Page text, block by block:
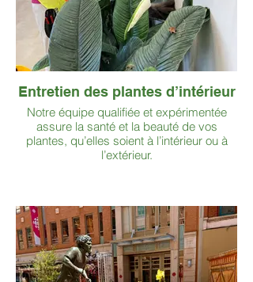
Entretien des plantes d’intérieur
Notre équipe qualifiée et expérimentée
assure la santé et la beauté de vos
plantes, qu’elles soient à l’intérieur ou à
l’extérieur.